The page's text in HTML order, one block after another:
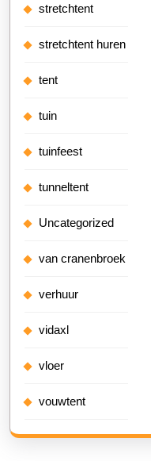
stretchtent
stretchtent huren
tent
tuin
tuinfeest
tunneltent
Uncategorized
van cranenbroek
verhuur
vidaxl
vloer
vouwtent